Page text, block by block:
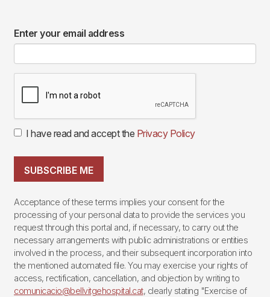
Enter your email address
I have read and accept the Privacy Policy
SUBSCRIBE ME
Acceptance of these terms implies your consent for the
processing of your personal data to provide the services you
request through this portal and, if necessary, to carry out the
necessary arrangements with public administrations or entities
involved in the process, and their subsequent incorporation into
the mentioned automated file. You may exercise your rights of
access, rectification, cancellation, and objection by writing to
comunicacio@bellvitgehospital.cat, clearly stating "Exercise of